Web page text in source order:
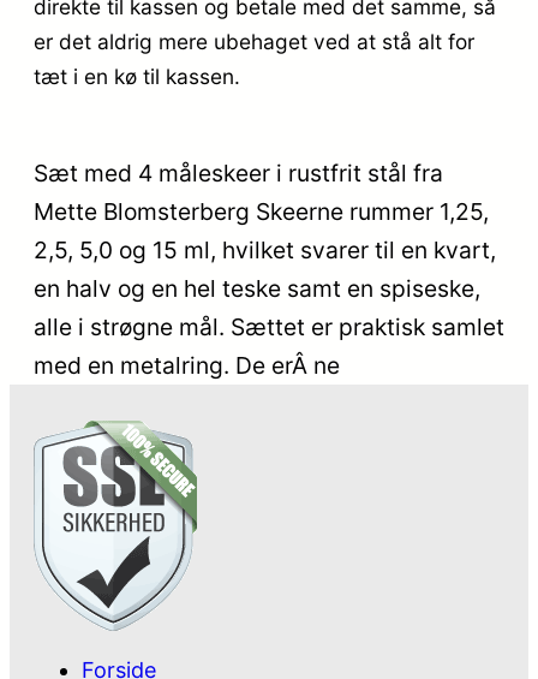
direkte til kassen og betale med det samme, så
er det aldrig mere ubehaget ved at stå alt for
tæt i en kø til kassen.
Sæt med 4 måleskeer i rustfrit stål fra
Mette Blomsterberg Skeerne rummer 1,25,
2,5, 5,0 og 15 ml, hvilket svarer til en kvart,
en halv og en hel teske samt en spiseske,
alle i strøgne mål. Sættet er praktisk samlet
med en metalring. De erÂ ne
Forside